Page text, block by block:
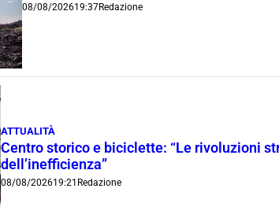
08/08/202619:37Redazione
ATTUALITÀ
Centro storico e biciclette: “Le rivoluzioni
dell’inefficienza”
08/08/202619:21 Redazione